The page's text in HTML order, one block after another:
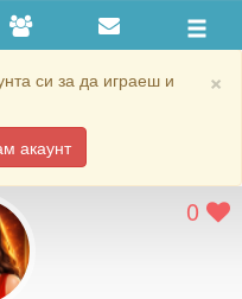
×
си за да играеш и
акаунт
0